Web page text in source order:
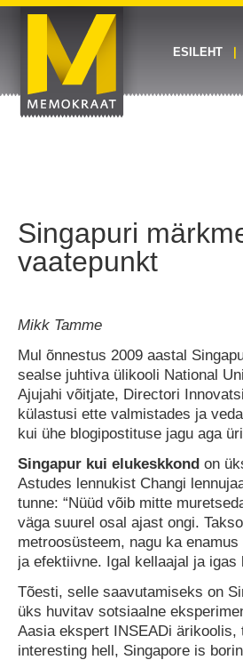
ESILEHT
Singapuri
vaatepunkt
Mikk Tamme
Mul õnnestus 2009 aastal
sealse juhtiva ülikooli National
Ajujahi võitjate, Directori
külastusi ette valmistades ja
kui ühe blogipostituse jagu aga
Singapur kui elukeskkond on
Astudes lennukist Changi
tunne: “Nüüd võib mitte
väga suurel osal ajast ongi.
metroosüsteem, nagu ka
ja efektiivne. Igal kellaajal ja
Tõesti, selle saavutamiseks on
üks huvitav sotsiaalne
Aasia ekspert INSEADi ärikoolis,
interesting hell, Singapore is